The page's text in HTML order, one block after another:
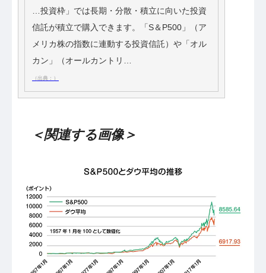
…投資枠」では長期・分散・積立に向いた投資
信託が積立で購入できます。「S＆P500」（ア
メリカ株の指数に連動する投資信託）や「オル
カン」（オールカントリ…
（出典：）
＜関連する画像＞